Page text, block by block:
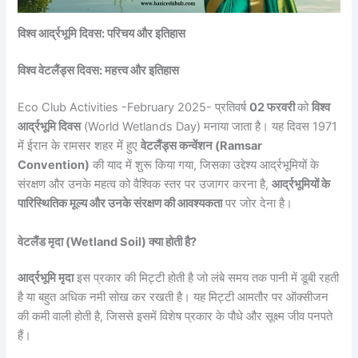
विश्व आर्द्रभूमि दिवस: परिचय और इतिहास
विश्व वेटलैंड्स दिवस: महत्त्व और इतिहास
Eco Club Activities -February 2025- प्रतिवर्ष02 फरवरीकोविश्व
आर्द्रभूमि दिवस(World Wetlands Day) मनाया जाता है। यह दिवस 1971
में ईरान के रामसर शहर में हुएवेटलैंड्स कन्वेंशन (Ramsar
Convention) की याद में शुरू किया गया, जिसका उद्देश्य आर्द्रभूमियों के
संरक्षण और उनके महत्व को वैश्विक स्तर पर उजागर करना है,आर्द्रभूमियों के
पारिस्थितिक मूल्य और उनके संरक्षण की आवश्यकतापर जोर देना है।
वेटलैंड मृदा (Wetland Soil) क्या होती है?
आर्द्रभूमि मृदाइस प्रकार की मिट्टी होती है जो लंबे समय तक पानी में डूबी रहती
है या बहुत अधिक नमी सोख कर रखती है। यह मिट्टी आमतौर पर ऑक्सीजन
की कमी वाली होती है, जिससे इसमें विशेष प्रकार के पौधे और सूक्ष्म जीव पनपते
हैं।